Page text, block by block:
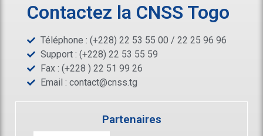
Contactez la CNSS Togo
Téléphone : (+228) 22 53 55 00 / 22 25 96 96
Support : (+228) 22 53 55 59
Fax : (+228 ) 22 51 99 26
Email : contact@cnss.tg
Partenaires